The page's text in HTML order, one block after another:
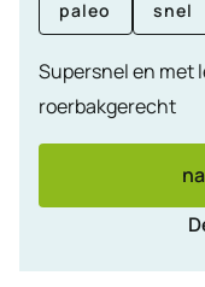
paleo snel
Supersnel en met
roerbakgerecht